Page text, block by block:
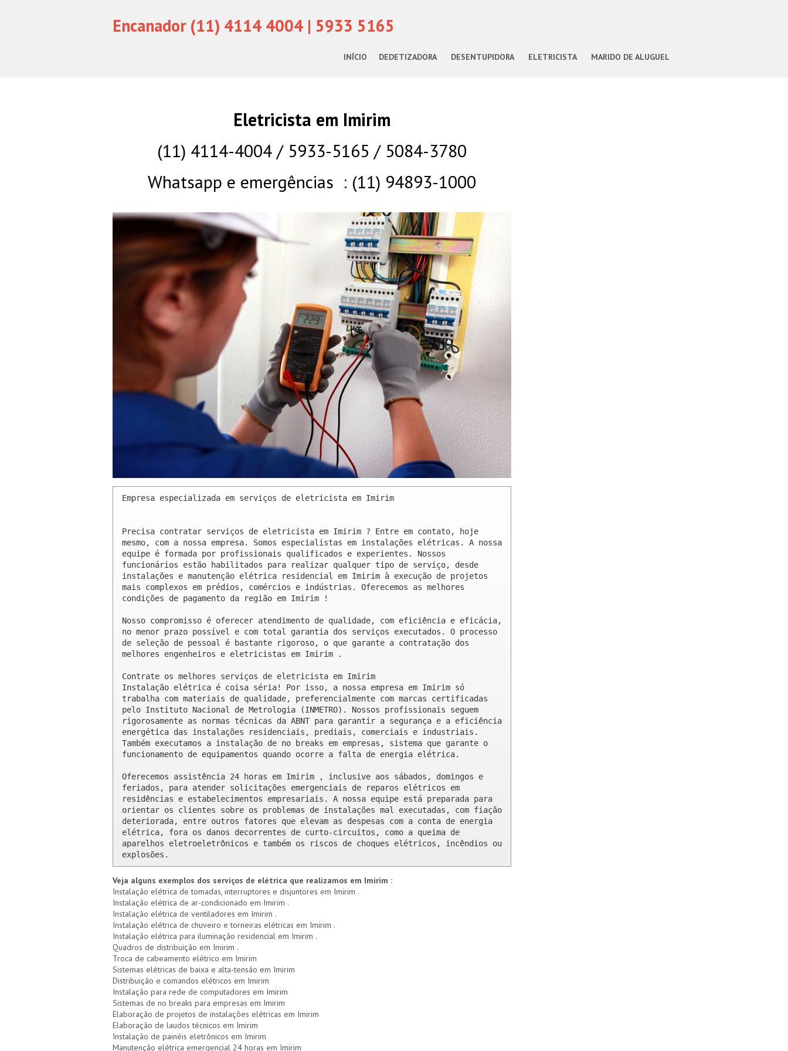
Encanador (11) 4114 4004 | 5933 5165
INÍCIO DEDETIZADORA DESENTUPIDORA ELETRICISTA MARIDO DE ALUGUEL
Eletricista em Imirim
(11) 4114-4004 / 5933-5165 / 5084-3780
Whatsapp e emergências : (11) 94893-1000
Empresa especializada em serviços de eletricista em Imirim
Precisa contratar serviços de eletricista em Imirim ? Entre em contato, hoje
mesmo, com a nossa empresa. Somos especialistas em instalações elétricas. A nossa
equipe é formada por profissionais qualificados e experientes. Nossos
funcionários estão habilitados para realizar qualquer tipo de serviço, desde
instalações e manutenção elétrica residencial em Imirim à execução de projetos
mais complexos em prédios, comércios e indústrias. Oferecemos as melhores
condições de pagamento da região em Imirim !
Nosso compromisso é oferecer atendimento de qualidade, com eficiência e eficácia,
no menor prazo possível e com total garantia dos serviços executados. O processo
de seleção de pessoal é bastante rigoroso, o que garante a contratação dos
melhores engenheiros e eletricistas em Imirim .
Contrate os melhores serviços de eletricista em Imirim
Instalação elétrica é coisa séria! Por isso, a nossa empresa em Imirim só
trabalha com materiais de qualidade, preferencialmente com marcas certificadas
pelo Instituto Nacional de Metrologia (INMETRO). Nossos profissionais seguem
rigorosamente as normas técnicas da ABNT para garantir a segurança e a eficiência
energética das instalações residenciais, prediais, comerciais e industriais.
Também executamos a instalação de no breaks em empresas, sistema que garante o
funcionamento de equipamentos quando ocorre a falta de energia elétrica.
Oferecemos assistência 24 horas em Imirim , inclusive aos sábados, domingos e
feriados, para atender solicitações emergenciais de reparos elétricos em
residências e estabelecimentos empresariais. A nossa equipe está preparada para
orientar os clientes sobre os problemas de instalações mal executadas, com fiação
deteriorada, entre outros fatores que elevam as despesas com a conta de energia
elétrica, fora os danos decorrentes de curto-circuitos, como a queima de
aparelhos eletroeletrônicos e também os riscos de choques elétricos, incêndios ou
explosões.
Veja alguns exemplos dos serviços de elétrica que realizamos em Imirim :
Instalação elétrica de tomadas, interruptores e disjuntores em Imirim .
Instalação elétrica de ar-condicionado em Imirim .
Instalação elétrica de ventiladores em Imirim .
Instalação elétrica de chuveiro e torneiras elétricas em Imirim .
Instalação elétrica para iluminação residencial em Imirim .
Quadros de distribuição em Imirim .
Troca de cabeamento elétrico em Imirim
Sistemas elétricas de baixa e alta-tensão em Imirim
Distribuição e comandos elétricos em Imirim
Instalação para rede de computadores em Imirim
Sistemas de no breaks para empresas em Imirim
Elaboração de projetos de instalações elétricas em Imirim
Elaboração de laudos técnicos em Imirim
Instalação de painéis eletrônicos em Imirim
Manutenção elétrica emergencial 24 horas em Imirim